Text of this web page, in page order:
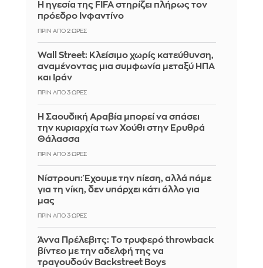
Η ηγεσία της FIFA στηρίζει πλήρως τον
πρόεδρο Ινφαντίνο
ΠΡΙΝ ΑΠΌ 2 ΏΡΕΣ
Wall Street: Κλείσιμο χωρίς κατεύθυνση,
αναμένοντας μια συμφωνία μεταξύ ΗΠΑ
και Ιράν
ΠΡΙΝ ΑΠΌ 3 ΏΡΕΣ
Η Σαουδική Αραβία μπορεί να σπάσει
την κυριαρχία των Χούθι στην Ερυθρά
Θάλασσα
ΠΡΙΝ ΑΠΌ 3 ΏΡΕΣ
Νίστρουπ: Έχουμε την πίεση, αλλά πάμε
για τη νίκη, δεν υπάρχει κάτι άλλο για
μας
ΠΡΙΝ ΑΠΌ 3 ΏΡΕΣ
Άννα Πρέλεβιτς: Το τρυφερό throwback
βίντεο με την αδελφή της να
τραγουδούν Backstreet Boys